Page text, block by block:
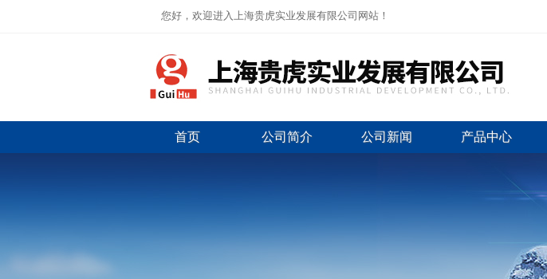
您好，欢迎进入上海贵虎实业发展有限公司网站！
首页 公司简介 公司新闻 产品中心